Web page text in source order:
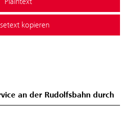
kopieren
an der Rudolfsbahn durch